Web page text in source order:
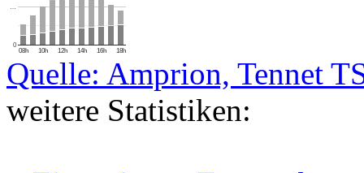
08h 10h 12h 14h 16h 18h
0
…
Quelle: Amprion, Tennet
weitere Statistiken: